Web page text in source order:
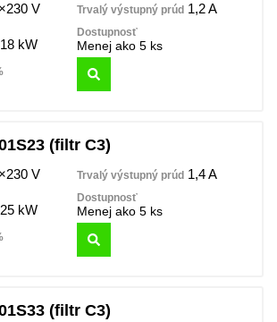
V 1,2 A
kW Menej ako 5 ks
(filtr C3)
V 1,4 A
kW Menej ako 5 ks
(filtr C3)